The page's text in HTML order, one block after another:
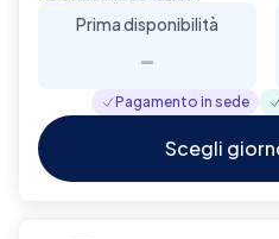
Prima disponibilità
-
Pagamento in sede
Scegli